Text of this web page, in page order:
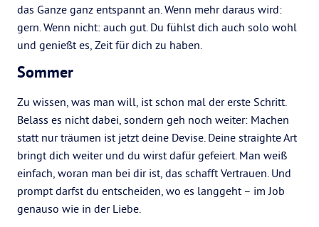
das Ganze ganz entspannt an. Wenn mehr daraus wird:
gern. Wenn nicht: auch gut. Du fühlst dich auch solo wohl
und genießt es, Zeit für dich zu haben.
Sommer
Zu wissen, was man will, ist schon mal der erste Schritt.
Belass es nicht dabei, sondern geh noch weiter: Machen
statt nur träumen ist jetzt deine Devise. Deine straighte Art
bringt dich weiter und du wirst dafür gefeiert. Man weiß
einfach, woran man bei dir ist, das schafft Vertrauen. Und
prompt darfst du entscheiden, wo es langgeht – im Job
genauso wie in der Liebe.